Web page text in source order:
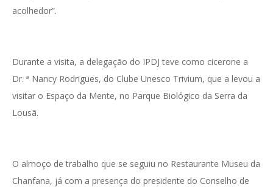
acolhedor”.
Durante a visita, a delegação do IPDJ teve como cicerone a
Dr. ª Nancy Rodrigues, do Clube Unesco Trivium, que a levou a
visitar o Espaço da Mente, no Parque Biológico da Serra da
Lousã.
O almoço de trabalho que se seguiu no Restaurante Museu da
Chanfana, já com a presença do presidente do Conselho de